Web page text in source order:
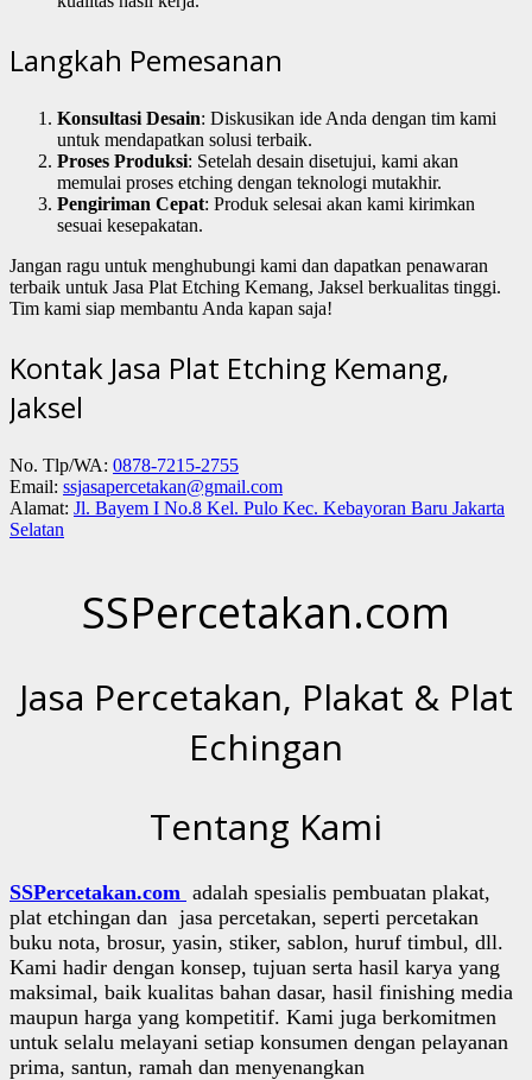
Langkah Pemesanan
Konsultasi Desain: Diskusikan ide Anda dengan tim kami
untuk mendapatkan solusi terbaik.
Proses Produksi: Setelah desain disetujui, kami akan
memulai proses etching dengan teknologi mutakhir.
Pengiriman Cepat: Produk selesai akan kami kirimkan
sesuai kesepakatan.
Jangan ragu untuk menghubungi kami dan dapatkan penawaran
terbaik untuk Jasa Plat Etching Kemang, Jaksel berkualitas tinggi.
Tim kami siap membantu Anda kapan saja!
Kontak Jasa Plat Etching Kemang,
Jaksel
No. Tlp/WA: 0878-7215-2755
Email: ssjasapercetakan@gmail.com
Alamat: Jl. Bayem I No.8 Kel. Pulo Kec. Kebayoran Baru Jakarta
Selatan
SSPercetakan.com
Jasa Percetakan, Plakat & Plat
Echingan
Tentang Kami
SSPercetakan.com adalah spesialis pembuatan plakat,
plat etchingan dan jasa percetakan, seperti percetakan
buku nota, brosur, yasin, stiker, sablon, huruf timbul, dll.
Kami hadir dengan konsep, tujuan serta hasil karya yang
maksimal, baik kualitas bahan dasar, hasil finishing media
maupun harga yang kompetitif. Kami juga berkomitmen
untuk selalu melayani setiap konsumen dengan pelayanan
prima, santun, ramah dan menyenangkan